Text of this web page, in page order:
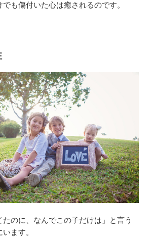
も傷付いた心は癒されるのです。
たのに、なんでこの子だけは」と言う
ます。